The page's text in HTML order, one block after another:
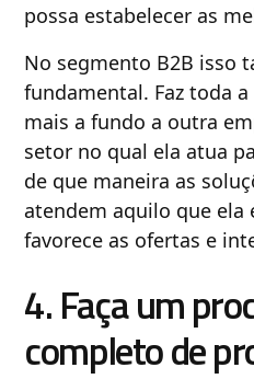
possa estabelecer as
No segmento B2B isso
fundamental. Faz toda
mais a fundo a outra
setor no qual ela atua
de que maneira as
atendem aquilo que ela
favorece as ofertas e
4. Faça um
completo de